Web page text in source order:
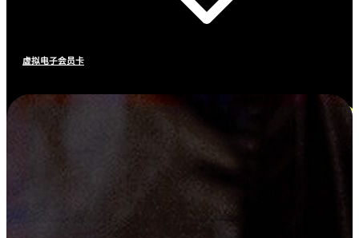
虚拟电子会员卡